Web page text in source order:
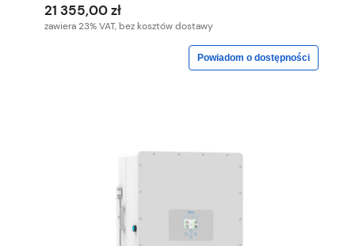
21 355,00 zł
zawiera 23% VAT, bez kosztów dostawy
Powiadom o dostępności